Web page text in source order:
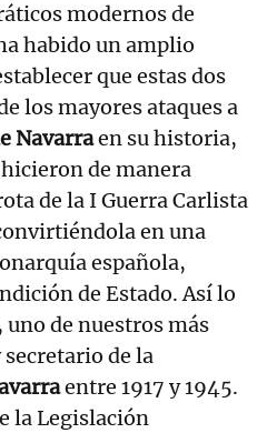
modernos de
habido un amplio
que estas dos
los mayores ataques a
Navarraen su historia,
de manera
de la I Guerra Carlista
en una
española,
de Estado. Así lo
, uno de nuestros más
de la
entre 1917 y 1945.
la Legislación